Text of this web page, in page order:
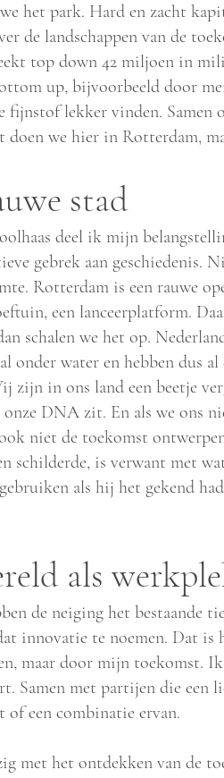
het park. Hard en zacht
de landschappen van de
top down 42 miljoen in
up, bijvoorbeeld door
fijnstof lekker vinden. Samen
doen we hier in Rotterdam,
stad
deel ik mijn
gebrek aan geschiedenis.
Rotterdam is een rauwe
een lanceerplatform.
schalen we het op.
onder water en hebben dus al
zijn in ons land een beetje
DNA zit. En als we ons
niet de toekomst
schilderde, is verwant met
als hij het gekend
als
de neiging het bestaande
innovatie te noemen. Dat
maar door mijn toekomst.
Samen met partijen die een
of een combinatie ervan.
met het ontdekken van de